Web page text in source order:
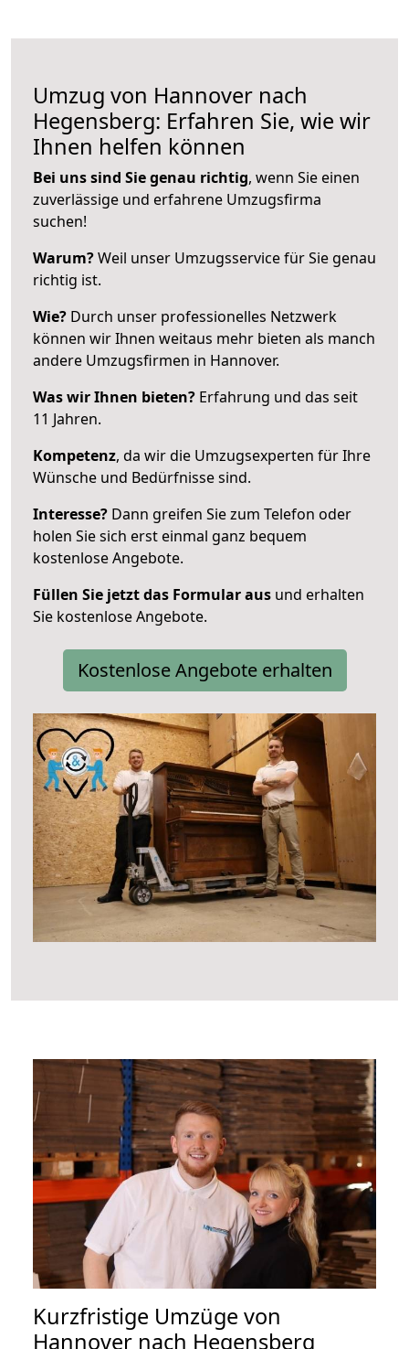
Umzug von Hannover nach
Hegensberg: Erfahren Sie, wie wir
Ihnen helfen können
Bei uns sind Sie genau richtig, wenn Sie einen
zuverlässige und erfahrene Umzugsfirma
suchen!
Warum?Weil unser Umzugsservice für Sie genau
richtig ist.
Wie? Durch unser professionelles Netzwerk
können wir Ihnen weitaus mehr bieten als manch
andere Umzugsfirmen in Hannover.
Was wir Ihnen bieten? Erfahrung und das seit
11 Jahren.
Kompetenz, da wir die Umzugsexperten für Ihre
Wünsche und Bedürfnisse sind.
Interesse? Dann greifen Sie zum Telefon oder
holen Sie sich erst einmal ganz bequem
kostenlose Angebote.
Füllen Sie jetzt das Formular aus und erhalten
Sie kostenlose Angebote.
Kostenlose Angebote erhalten
Kurzfristige Umzüge von
Hannover nach Hegensberg